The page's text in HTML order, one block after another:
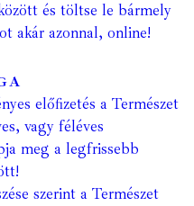
és töltse le bármely
akár azonnal, online!
előfizetés a Természet
vagy féléves
meg a legfrissebb
szerint a Természet